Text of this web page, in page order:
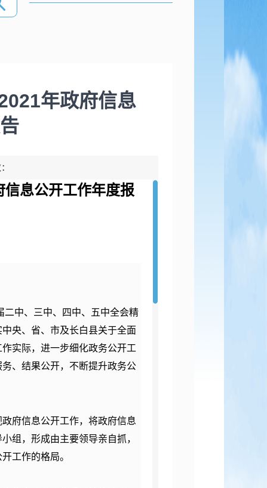
年政府信息
信息公开工作年度报
二中、三中、四中、五中全会精
央、省、市及长白县关于全面
实际，进一步细化政务公开工
、结果公开，不断提升政务公
府信息公开工作，将政府信息
组，形成由主要领导亲自抓，
工作的格局。